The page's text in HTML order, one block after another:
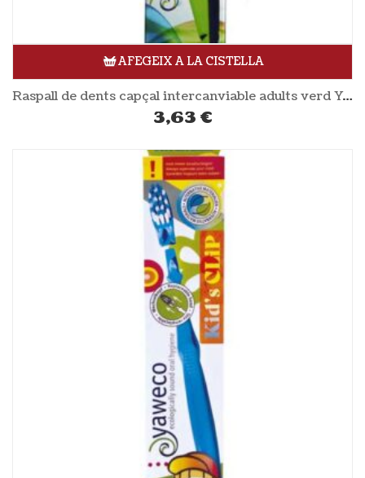
AFEGEIX A LA CISTELLA
Raspall de dents capçal intercanviable adults verd YAWECO
3,63 €